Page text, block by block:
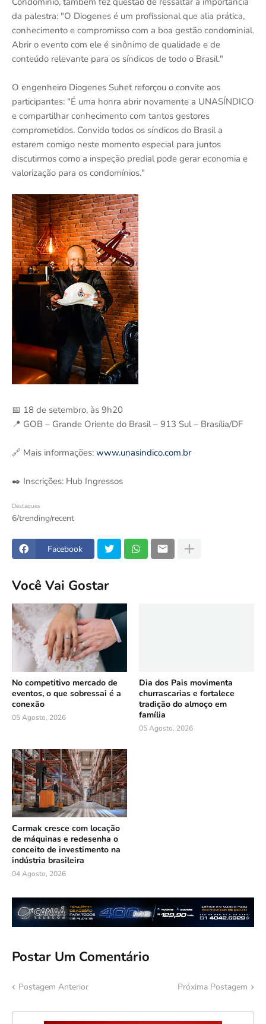
da palestra: "O Diogenes é um profissional que alia prática,
conhecimento e compromisso com a boa gestão condominial.
Abrir o evento com ele é sinônimo de qualidade e de
conteúdo relevante para os síndicos de todo o Brasil."
O engenheiro Diogenes Suhet reforçou o convite aos
participantes: "É uma honra abrir novamente a UNASÍNDICO
e compartilhar conhecimento com tantos gestores
comprometidos. Convido todos os síndicos do Brasil a
estarem comigo neste momento especial para juntos
discutirmos como a inspeção predial pode gerar economia e
valorização para os condomínios."
📅 18 de setembro, às 9h20
📍 GOB – Grande Oriente do Brasil – 913 Sul – Brasília/DF
🔗 Mais informações: www.unasindico.com.br
✒️ Inscrições: Hub Ingressos
Destaques
6/trending/recent
Facebook
Você Vai Gostar
No competitivo mercado de
eventos, o que sobressai é a
conexão
05 Agosto, 2026
Dia dos Pais movimenta
churrascarias e fortalece
tradição do almoço em
família
05 Agosto, 2026
Carmak cresce com locação
de máquinas e redesenha o
conceito de investimento na
indústria brasileira
04 Agosto, 2026
Postar Um Comentário
Postagem Anterior Próxima Postagem